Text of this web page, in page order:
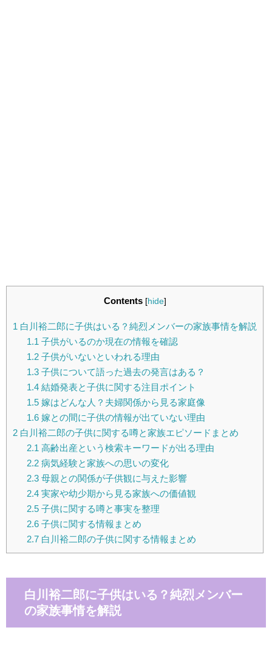
Contents [hide]
1 白川裕二郎に子供はいる？純烈メンバーの家族事情を解説
1.1 子供がいるのか現在の情報を確認
1.2子供がいないといわれる理由
1.3子供について語った過去の発言はある？
1.4結婚発表と子供に関する注目ポイント
1.5嫁はどんな人？夫婦関係から見る家庭像
1.6嫁との間に子供の情報が出ていない理由
2 白川裕二郎の子供に関する噂と家族エピソードまとめ
2.1 高齢出産という検索キーワードが出る理由
2.2病気経験と家族への思いの変化
2.3母親との関係が子供観に与えた影響
2.4実家や幼少期から見る家族への価値観
2.5子供に関する噂と事実を整理
2.6子供に関する情報まとめ
2.7白川裕二郎の子供に関する情報まとめ
白川裕二郎に子供はいる？純烈メンバー
の家族事情を解説